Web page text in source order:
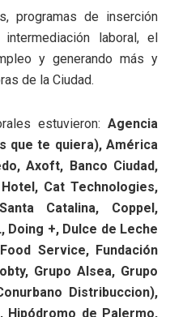
programas de inserción
laboral, el
y generando más y
de la Ciudad.
estuvieron: Agencia
que te quiera), América
Axoft, Banco Ciudad,
Cat Technologies,
Catalina, Coppel,
Doing +, Dulce de Leche
Service, Fundación
Grupo Alsea, Grupo
Distribuccion),
Hipódromo de Palermo,